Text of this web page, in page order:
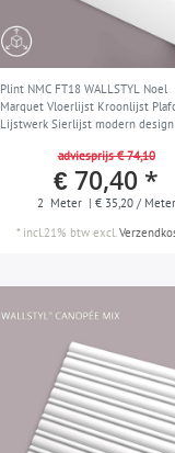
Plint NMC FT18 WALLSTYL Noel
Marquet Vloerlijst Kroonlijst
Lijstwerk Sierlijst modern
adviesprijs € 74,10
€ 70,40 *
2 Meter | € 35,20 / Meter
* incl.21% btw excl.